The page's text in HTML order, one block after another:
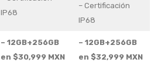
IP68
– Certificación
IP68
– 12GB+256GB
en $30,999 MXN
– 12GB+256GB
en $32,999 MXN